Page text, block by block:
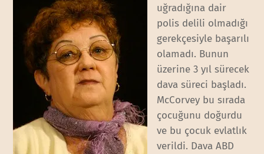
uğradığına dair
polis delili olmadığı
gerekçesiyle başarılı
olamadı. Bunun
üzerine 3 yıl sürecek
dava süreci başladı.
McCorvey bu sırada
çocuğunu doğurdu
ve bu çocuk evlatlık
verildi. Dava ABD